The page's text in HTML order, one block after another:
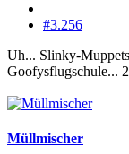
#3.256
Uh... Slinky-
Goofysflugschule...
Müllmischer